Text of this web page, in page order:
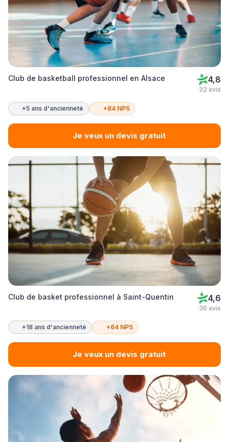
Club de basketball professionnel en Alsace 4,8
32 avis
+5 ans d'ancienneté +84 NPS
Je veux un devis gratuit
Club de basket professionnel à Saint-Quentin 4,6
36 avis
+18 ans d'ancienneté +64 NPS
Je veux un devis gratuit